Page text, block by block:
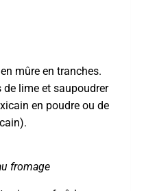
mûre en tranches.
de lime et saupoudrer
en poudre ou de
fromage